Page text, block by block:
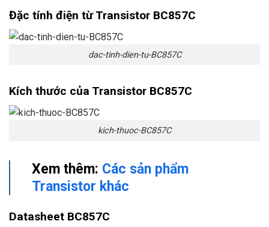
Đặc tính điện từ Transistor BC857C
dac-tinh-dien-tu-BC857C
Kích thước của Transistor BC857C
kich-thuoc-BC857C
Xem thêm: Các sản phẩm
Transistor khác
Datasheet BC857C